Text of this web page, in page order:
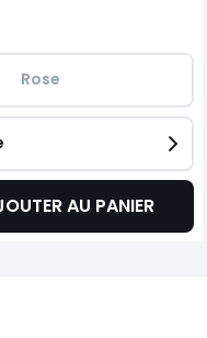
Rose
AU PANIER